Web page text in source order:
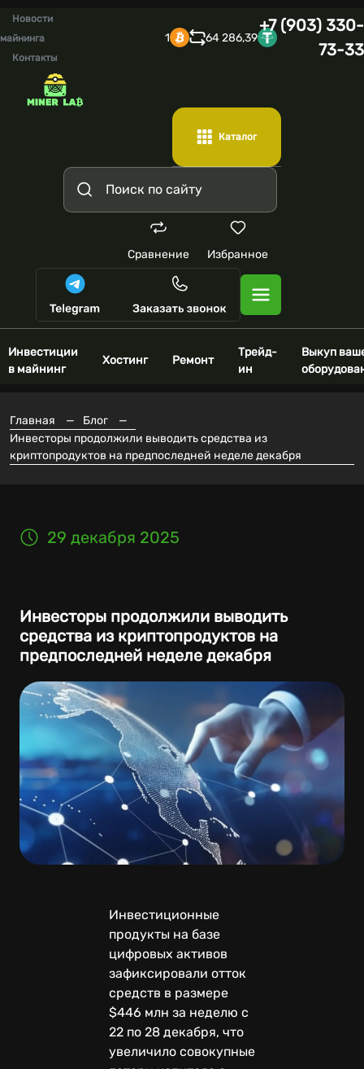
Новости
майнинга
Контакты
1 64 286,39
+7 (903) 330-
73-33
Каталог
Сравнение Избранное
Инвестиции
в майнинг
Хостинг Ремонт
Трейд-
ин
Выкуп
Главная — Блог
—
Инвесторы продолжили выводить средства из
криптопродуктов на предпоследней неделе декабря
29 декабря 2025
Инвесторы продолжили выводить
средства из криптопродуктов на
предпоследней неделе декабря
Инвестиционные
продукты на базе
цифровых активов
зафиксировали отток
средств в размере
$446 млн за неделю с
22 по 28 декабря, что
увеличило совокупные